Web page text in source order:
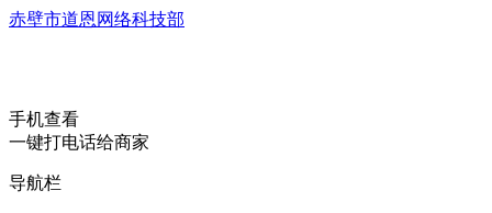
赤壁市道恩网络科技部
手机查看
一键打电话给商家
导航栏